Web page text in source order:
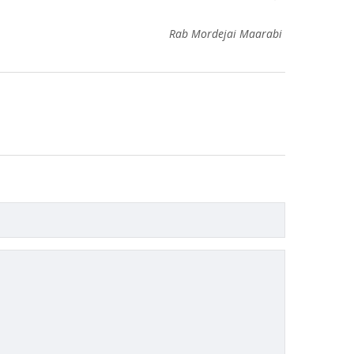
Rab Mordejai Maarabi